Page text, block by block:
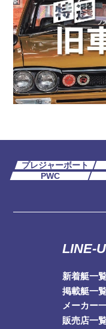
プレジャーボート
PWC
LINE-
新着艇一
掲載艇一
メーカー
販売店一